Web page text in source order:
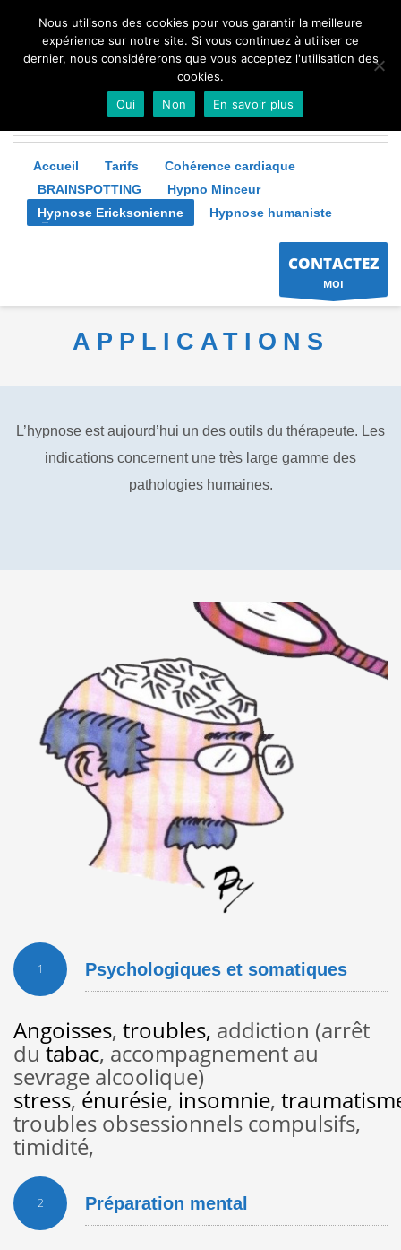
Accueil Tarifs
Cohérence cardiaque
BRAINSPOTTING
Hypno Minceur
Hypnose Ericksonienne
Hypnose humaniste
CONTACTEZ
MOI
APPLICATIONS
L’hypnose est aujourd’hui un des outils du thérapeute. Les
indications concernent une très large gamme des
pathologies humaines.
1 Psychologiques et somatiques
Angoisses, troubles, addiction (arrêt
dutabac, accompagnement au
sevrage alcoolique)
stress,énurésie, insomnie,
troubles obsessionnels compulsifs,
timidité,
2 Préparation mental
Nous utilisons des cookies pour vous garantir la meilleure
expérience sur notre site. Si vous continuez à utiliser ce
dernier, nous considérerons que vous acceptez l'utilisation des
cookies.
Oui
Non En savoir plus